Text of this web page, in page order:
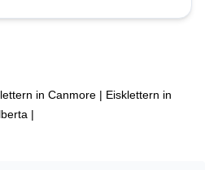
in Canmore | Eisklettern in
|